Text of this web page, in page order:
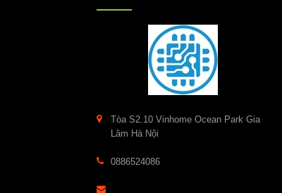
Tòa S2.10 Vinhome Ocean Park Gia
Lâm Hà Nội
0886524086